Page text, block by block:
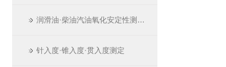
润滑油·柴油汽油氧化安定性测定仪
针入度·锥入度·贯入度测定